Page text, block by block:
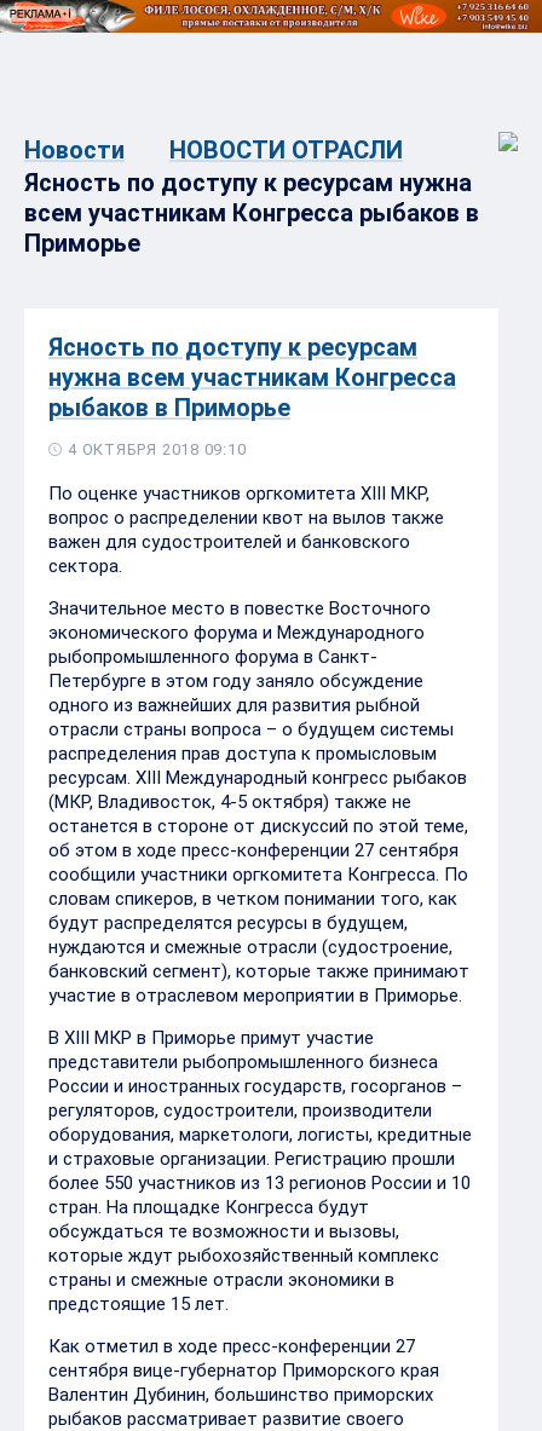
Новости
НОВОСТИ ОТРАСЛИ
Ясность по доступу к ресурсам нужна
всем участникам Конгресса рыбаков в
Приморье
Ясность по доступу к ресурсам
нужна всем участникам Конгресса
рыбаков в Приморье
4 ОКТЯБРЯ 2018 09:10
По оценке участников оргкомитета XIII МКР,
вопрос о распределении квот на вылов также
важен для судостроителей и банковского
сектора.
Значительное место в повестке Восточного
экономического форума и Международного
рыбопромышленного форума в Санкт-
Петербурге в этом году заняло обсуждение
одного из важнейших для развития рыбной
отрасли страны вопроса – о будущем системы
распределения прав доступа к промысловым
ресурсам. XIII Международный конгресс рыбаков
(МКР, Владивосток, 4-5 октября) также не
останется в стороне от дискуссий по этой теме,
об этом в ходе пресс-конференции 27 сентября
сообщили участники оргкомитета Конгресса. По
словам спикеров, в четком понимании того, как
будут распределятся ресурсы в будущем,
нуждаются и смежные отрасли (судостроение,
банковский сегмент), которые также принимают
участие в отраслевом мероприятии в Приморье.
В XIII МКР в Приморье примут участие
представители рыбопромышленного бизнеса
России и иностранных государств, госорганов –
регуляторов, судостроители, производители
оборудования, маркетологи, логисты, кредитные
и страховые организации. Регистрацию прошли
более 550 участников из 13 регионов России и 10
стран. На площадке Конгресса будут
обсуждаться те возможности и вызовы,
которые ждут рыбохозяйственный комплекс
страны и смежные отрасли экономики в
предстоящие 15 лет.
Как отметил в ходе пресс-конференции 27
сентября вице-губернатор Приморского края
Валентин Дубинин, большинство приморских
рыбаков рассматривает развитие своего